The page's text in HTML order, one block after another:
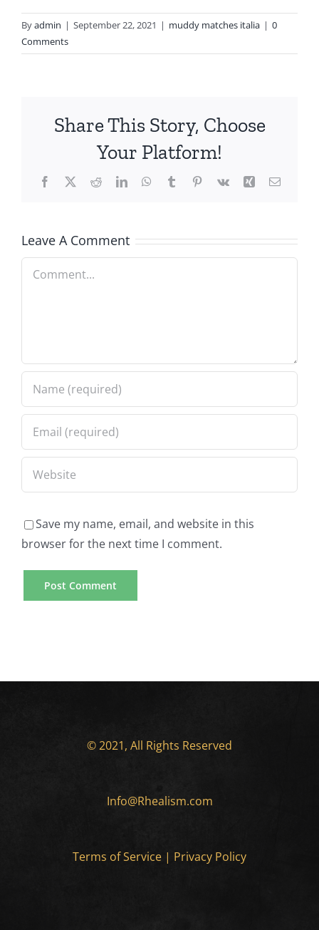
Byadmin | September 22, 2021 | muddy matches italia | 0
Comments
Share This Story, Choose
Your Platform!
Facebook
X RedditLinkedInWhatsApp
TumblrPinterest
Vk Xing Email
Leave A Comment
Comment
Save my name, email, and website in this
browser for the next time I comment.
© 2021, All Rights Reserved
Info@Rhealism.com
Terms of Service | Privacy Policy